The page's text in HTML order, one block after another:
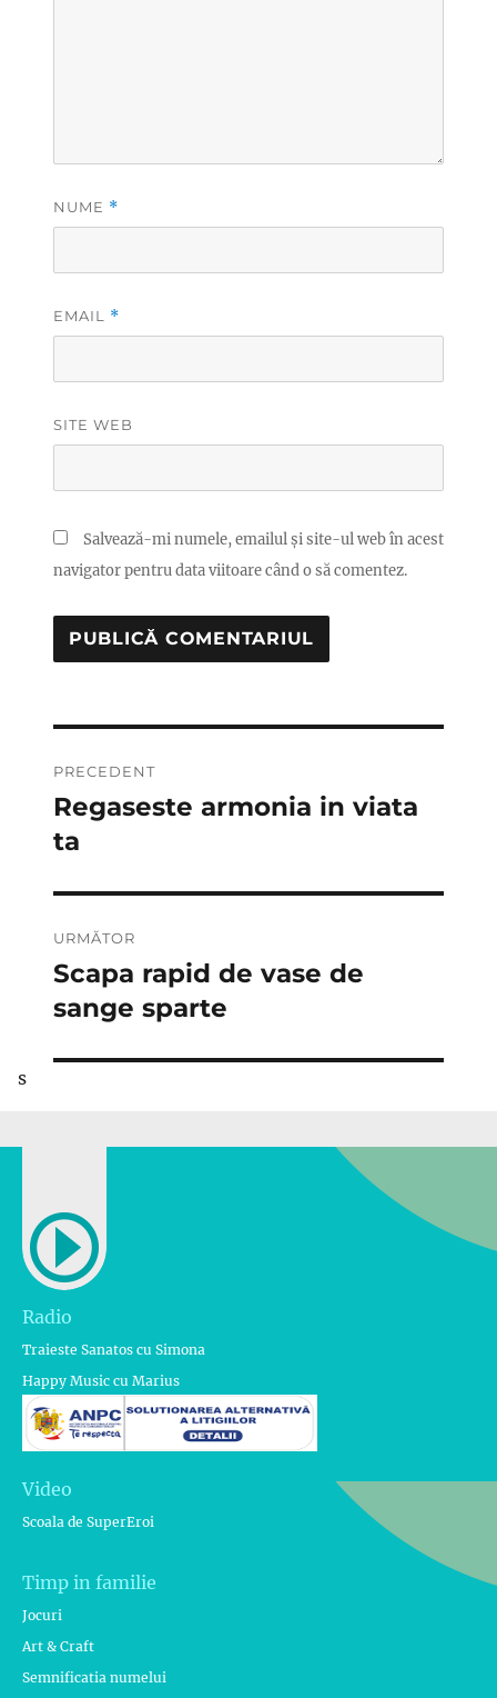
NUME *
EMAIL *
SITE WEB
Salvează-mi numele, emailul și site-ul web în acest
navigator pentru data viitoare când o să comentez.
în
articole
PRECEDENT
Articolul
anterior:
Regaseste armonia in viata
ta
URMĂTOR
Articolul
următor:
Scapa rapid de vase de
sange sparte
s
Radio
Traieste Sanatos cu Simona
Happy Music cu Marius
Video
Scoala de SuperEroi
Timp in familie
Jocuri
Art & Craft
Semnificatia numelui